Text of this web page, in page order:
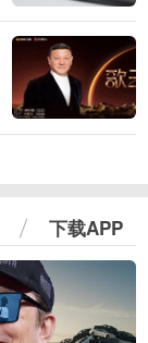
下载APP